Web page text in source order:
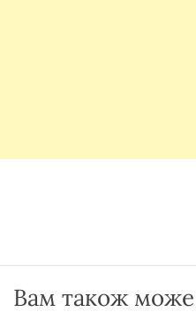
Вам також може